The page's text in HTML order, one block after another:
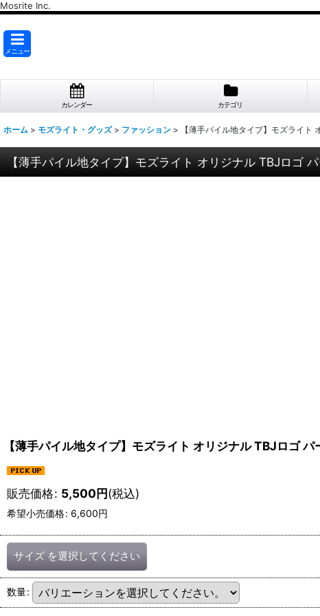
Mosrite Inc.
メニュー
カレンダー カテゴリ
ホーム > モズライト・グッズ > ファッション > 【薄手パイル地タイプ】モズライ
【薄手パイル地タイプ】モズライト オリジナル TBJロゴ
【薄手パイル地タイプ】モズライト オリジナル TBJロゴ
販売価格: 5,500円(税込)
希望小売価格: 6,600円
サイズ を選択してください
数量: